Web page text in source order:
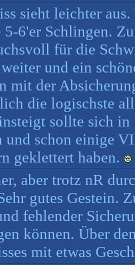
sieht leichter
6'er Schlingen.
für die
und ein
mit der
die logischste
sollte sich in
und schon einige
geklettert haben.
aber trotz nR
gutes Gestein.
fehlender
können. Über
mit etwas